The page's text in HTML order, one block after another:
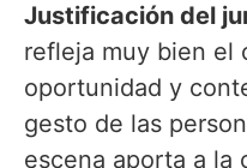
Justificación del
refleja muy bien el
oportunidad y
gesto de las
escena aporta a la